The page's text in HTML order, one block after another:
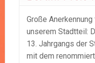
Große
unserem Stadtteil:
13. Jahrgangs der
mit dem